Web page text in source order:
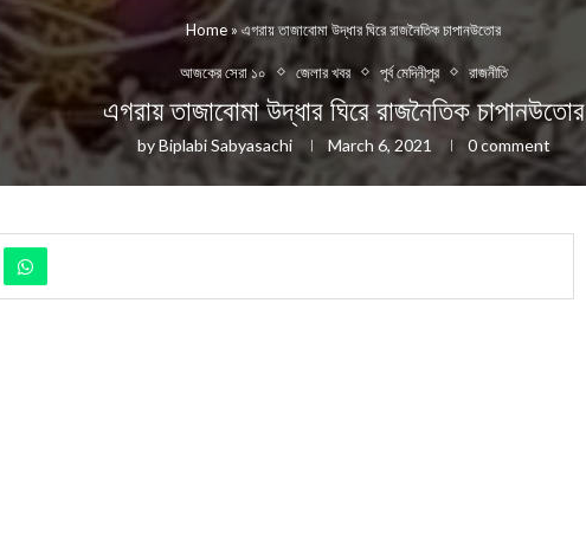
Home» এগরায় তাজাবোমা উদ্ধার ঘিরে রাজনৈতিক চাপানউতোর
আজকের সেরা ১০ জেলার খবর পূর্ব মেদিনীপুর রাজনীতি
এগরায় তাজাবোমা উদ্ধার ঘিরে রাজনৈতিক চাপানউতোর
byBiplabi Sabyasachi March 6, 2021 0 comment